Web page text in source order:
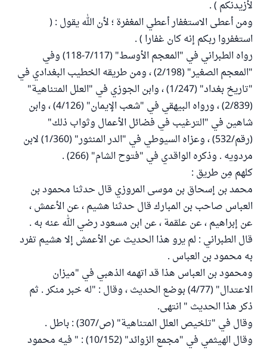
لأزيدنكم ) .
ومن أعطى الاستغفار أعطي المغفرة ؛ لأن الله يقول : (
استغفروا ربكم إنه كان غفارا ) .
رواه الطبراني في "المعجم الأوسط" (7/117-118) وفي
"المعجم الصغير" (2/198) ، ومن طريقه الخطيب البغدادي في
"تاريخ بغداد" (1/247) ، وابن الجوزي في "العلل المتناهية"
(2/839) ، ورواه البيهقي في "شعب الإيمان" (4/126) ، وابن
شاهين في "الترغيب في فضائل الأعمال وثواب ذلك"
(رقم/532) ، وعزاه السيوطي في "الدر المنثور" (1/360) لابن
مردويه . وذكره الواقدي في "فتوح الشام" (266) .
كلهم مِن طريق :
محمد بن إسحاق بن موسى المروزي قال حدثنا محمود بن
العباس صاحب بن المبارك قال حدثنا هشيم ، عن الأعمش ،
عن إبراهيم ، عن علقمة ، عن ابن مسعود رضي الله عنه به .
قال الطبراني : لم يرو هذا الحديث عن الأعمش إلا هشيم تفرد
به محمود بن العباس .
ومحمود بن العباس هذا قد اتهمه الذهبي في "ميزان
الاعتدال" (4/77) بوضع الحديث ، وقال : "له خبر منكر . ثم
ذكر هذا الحديث " انتهى.
وقال في "تلخيص العلل المتناهية" (ص/307) : باطل .
وقال الهيثمي في "مجمع الزوائد" (10/152) : " فيه محمود